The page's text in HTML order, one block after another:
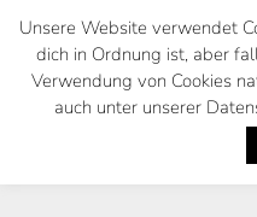
Skip
main
content
Unsere Website verwendet
dich in Ordnung ist, aber
Verwendung von Cookies
auch unter unserer